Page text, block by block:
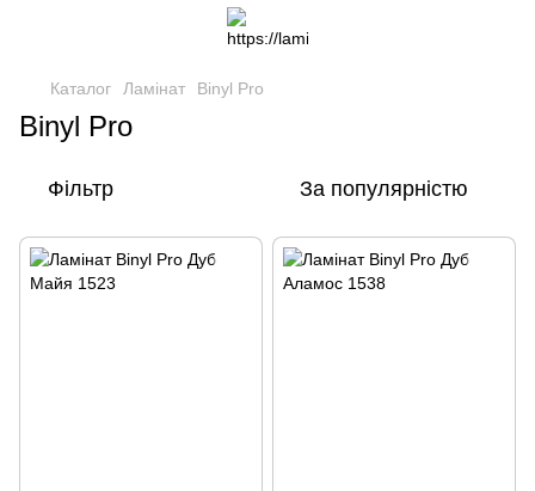
Каталог Ламінат Binyl Pro
Binyl Pro
Фільтр За популярністю